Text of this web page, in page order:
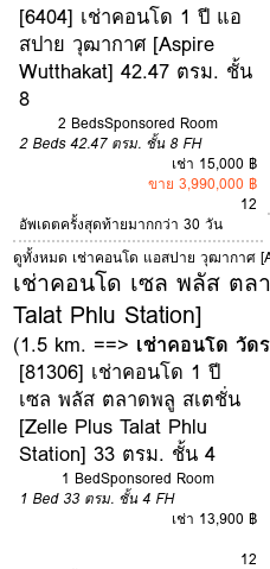
[6404] เช่าคอนโด 1 ปี แอ
สปาย วุฒากาศ [Aspire
Wutthakat] 42.47 ตรม. ชั้น
8
2 BedsSponsored Room
2 Beds 42.47 ตรม. ชั้น 8 FH
เช่า 15,000 ฿
ขาย 3,990,000 ฿
12
อัพเดตครั้งสุดท้ายมากกว่า 30 วัน
ดูทั้งหมด เช่าคอนโด แอสปาย วุฒากาศ
เช่าคอนโด เซล พลัส ตล
Talat Phlu Station]
(1.5 km. ==> เช่าคอนโด วัด
[81306] เช่าคอนโด 1 ปี
เซล พลัส ตลาดพลู สเตชั่น
[Zelle Plus Talat Phlu
Station] 33 ตรม. ชั้น 4
1 BedSponsored Room
1 Bed 33 ตรม. ชั้น 4 FH
เช่า 13,900 ฿
12